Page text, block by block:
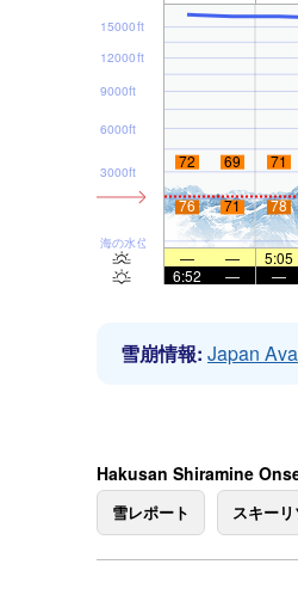
海の水位
3000ft
6000ft
9000ft
12000ft
15000ft
72 69 71
76 71 78
— — 5:05
6:52
— —
雪崩情報: Japan
Hakusan Shiramine
雪レポート スキー